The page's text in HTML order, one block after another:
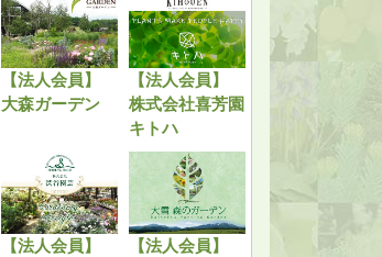
【法人会員】
大森ガーデン
【法人会員】
株式会社喜芳園
キトハ
【法人会員】
【法人会員】